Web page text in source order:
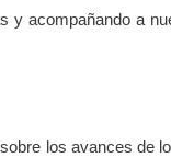
acompañando a
los avances de